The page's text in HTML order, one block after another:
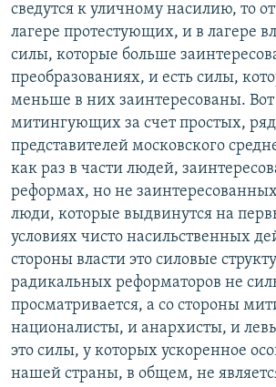
сведутся к уличному насилию, то
лагере протестующих, и в лагере
силы, которые больше
преобразованиях, и есть силы,
меньше в них заинтересованы.
митингующих за счет простых,
представителей московского
как раз в части людей,
реформах, но не
люди, которые выдвинутся на
условиях чисто насильственных
стороны власти это силовые
радикальных реформаторов не
просматривается, а со стороны
националисты, и анархисты, и
это силы, у которых ускоренное
нашей страны, в общем, не